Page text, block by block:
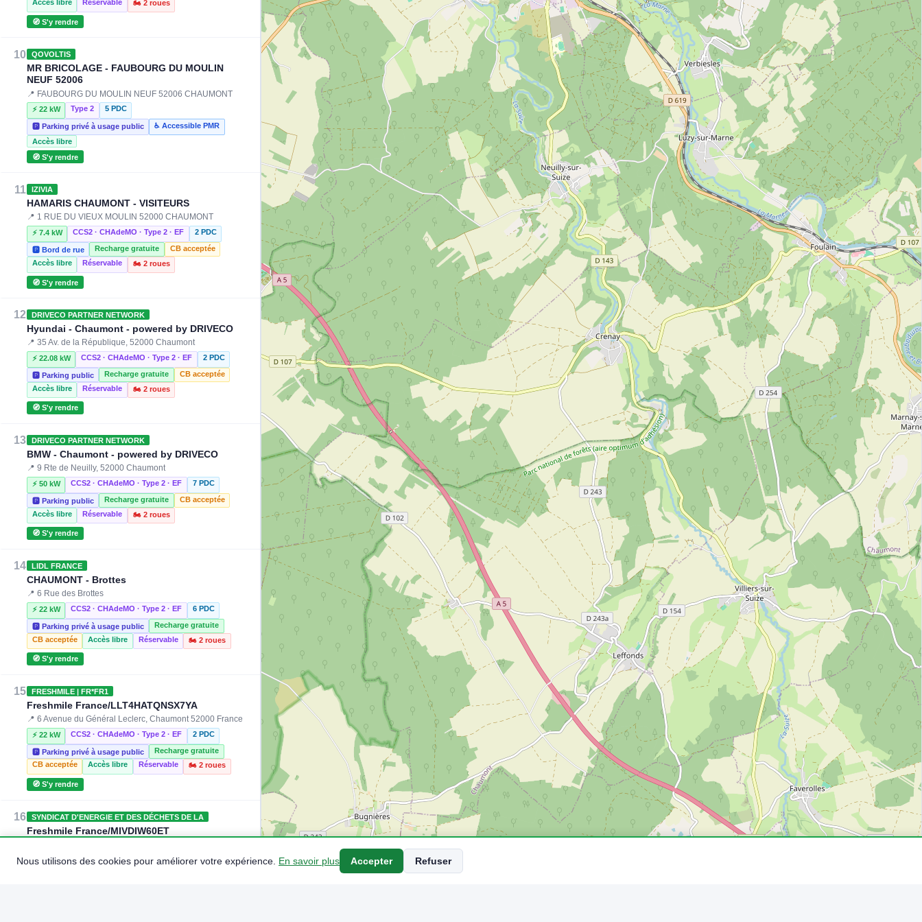
Nous utilisons des cookies pour améliorer votre expérience. En savoir plus Accepter Refuser
Accès libre
Réservable 🏍️ 2 roues
🧭 S'y rendre
10 QOVOLTIS
MR BRICOLAGE - FAUBOURG DU MOULIN
NEUF 52006
📍 FAUBOURG DU MOULIN NEUF 52006 CHAUMONT
⚡ 22 kW Type 2 5 PDC
🅿️ Parking privé à usage public
♿ Accessible PMR
Accès libre
🧭 S'y rendre
11 IZIVIA
HAMARIS CHAUMONT - VISITEURS
📍 1 RUE DU VIEUX MOULIN 52000 CHAUMONT
⚡ 7.4 kW CCS2 · CHAdeMO · Type 2 · EF 2 PDC
🅿️ Bord de rue Recharge gratuite
CB acceptée
Accès libre
Réservable 🏍️ 2 roues
🧭 S'y rendre
12 DRIVECO PARTNER NETWORK
Hyundai - Chaumont - powered by DRIVECO
📍 35 Av. de la République, 52000 Chaumont
⚡ 22.08 kW CCS2 · CHAdeMO · Type 2 · EF 2 PDC
🅿️ Parking public Recharge gratuite
CB acceptée
Accès libre
Réservable 🏍️ 2 roues
🧭 S'y rendre
13 DRIVECO PARTNER NETWORK
BMW - Chaumont - powered by DRIVECO
📍 9 Rte de Neuilly, 52000 Chaumont
⚡ 50 kW CCS2 · CHAdeMO · Type 2 · EF 7 PDC
🅿️ Parking public Recharge gratuite
CB acceptée
Accès libre
Réservable 🏍️ 2 roues
🧭 S'y rendre
14 LIDL FRANCE
CHAUMONT - Brottes
📍 6 Rue des Brottes
⚡ 22 kW CCS2 · CHAdeMO · Type 2 · EF 6 PDC
🅿️ Parking privé à usage public
Recharge gratuite
CB acceptée
Accès libre Réservable 🏍️ 2 roues
🧭 S'y rendre
15 FRESHMILE | FR*FR1
Freshmile France/LLT4HATQNSX7YA
📍 6 Avenue du Général Leclerc, Chaumont 52000 France
⚡ 22 kW CCS2 · CHAdeMO · Type 2 · EF 2 PDC
🅿️ Parking privé à usage public
Recharge gratuite
CB acceptée
Accès libre Réservable 🏍️ 2 roues
🧭 S'y rendre
16 SYNDICAT D'ENERGIE ET DES DÉCHETS DE LA
Freshmile France/MIVDIW60ET
⚡ 18 kW CCS2 · CHAdeMO · Type 2 · EF 2 PDC